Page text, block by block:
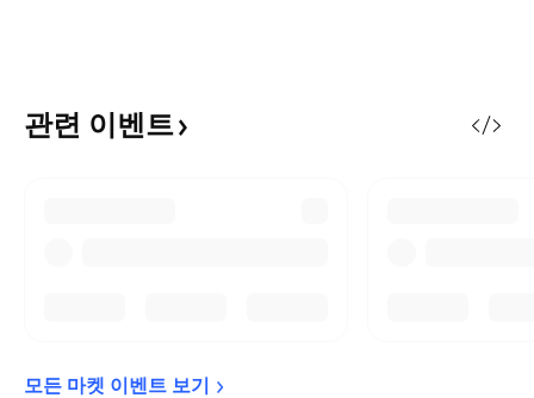
관련 이벤트
모든 마켓 이벤트 보기